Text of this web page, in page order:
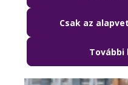
Csak az